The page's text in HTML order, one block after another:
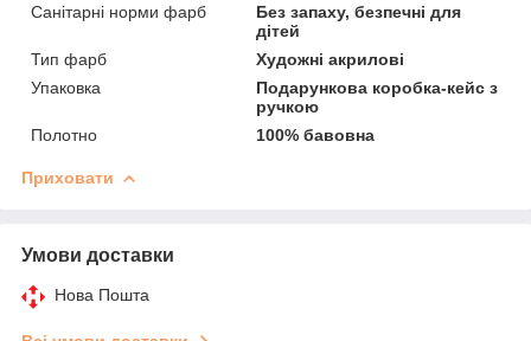
Санітарні норми фарб
Без запаху, безпечні для
дітей
Тип фарб
Художні акрилові
Упаковка
Подарункова коробка-кейс з
ручкою
Полотно
100% бавовна
Приховати
Умови доставки
Нова Пошта